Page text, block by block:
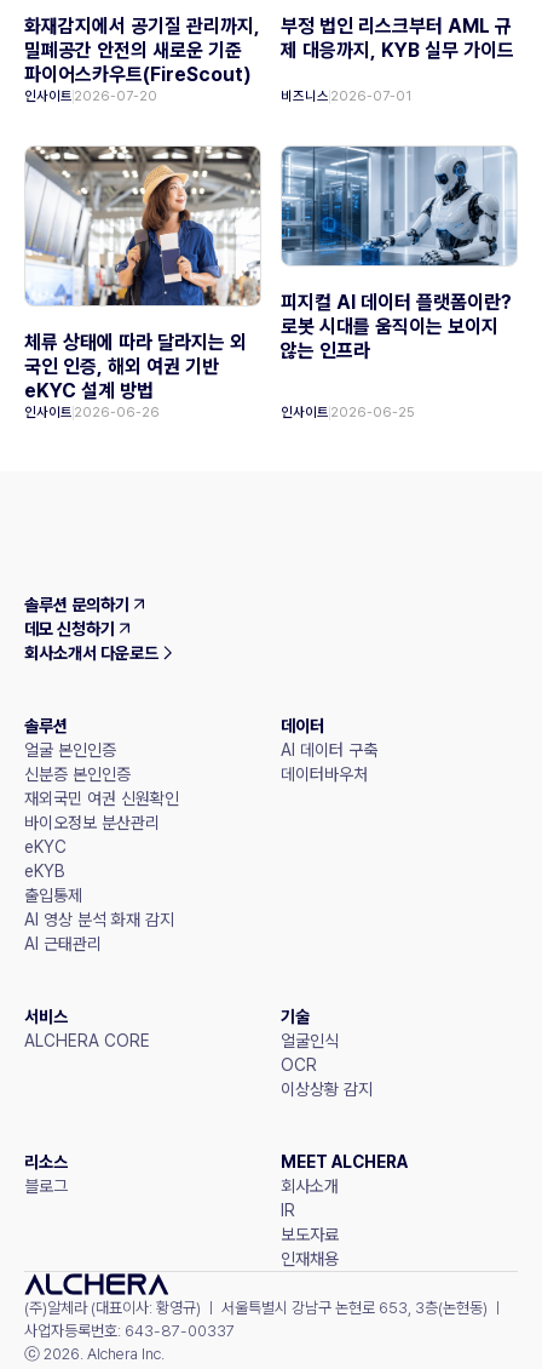
화재감지에서 공기질 관리까지,
밀폐공간 안전의 새로운 기준
파이어스카우트(FireScout)
인사이트 2026-07-20
부정 법인 리스크부터 AML 규
제 대응까지, KYB 실무 가이드
비즈니스 2026-07-01
체류 상태에 따라 달라지는 외
국인 인증, 해외 여권 기반
eKYC 설계 방법
인사이트 2026-06-26
피지컬 AI 데이터 플랫폼이란?
로봇 시대를 움직이는 보이지
않는 인프라
인사이트 2026-06-25
솔루션 문의하기
데모 신청하기
회사소개서 다운로드
솔루션
얼굴 본인인증
신분증 본인인증
재외국민 여권 신원확인
바이오정보 분산관리
eKYC
eKYB
출입통제
AI 영상 분석 화재 감지
AI 근태관리
데이터
AI 데이터 구축
데이터바우처
서비스
ALCHERA CORE
기술
얼굴인식
OCR
이상상황 감지
리소스
블로그
MEET ALCHERA
회사소개
IR
보도자료
인재채용
(주)알체라 (대표이사: 황영규) ㅣ 서울특별시 강남구 논현로 653, 3층(논현동) ㅣ
사업자등록번호: 643-87-00337
ⓒ 2026. Alchera Inc.